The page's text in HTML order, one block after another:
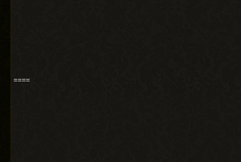
====